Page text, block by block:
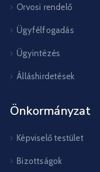
Orvosi rendelő
Ügyfélfogadás
Ügyintézés
Álláshirdetések
Önkormányzat
Képviselő testület
Bizottságok